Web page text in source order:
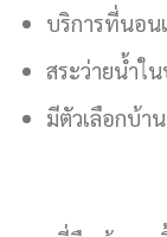
บริการที่นอน
สระว่ายน้ำใ
มีตัวเลือกบ้า